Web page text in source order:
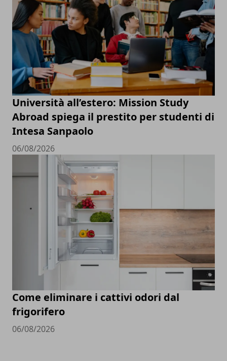
Università all’estero: Mission Study
Abroad spiega il prestito per studenti di
Intesa Sanpaolo
06/08/2026
Come eliminare i cattivi odori dal
frigorifero
06/08/2026